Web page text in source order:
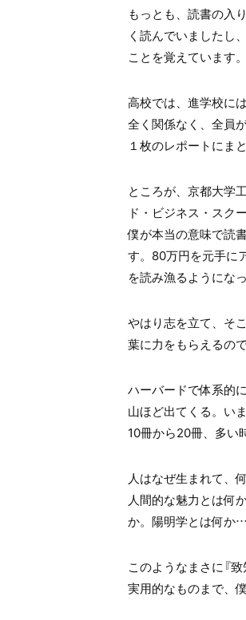
もっとも、読書の入
く読んでいましたし
ことを覚えています。
高校では、進学校に
全く関係なく、全員
１枚のレポートにま
ところが、京都大学
ド・ビジネス・スク
僕が本当の意味で読
す。 80万円を元手に
を読み漁るようにな
やはり志を立て、そ
葉に力をもらえるので
ハーバードで体系的
山ほど出てくる。い
10冊から20冊、多い
人はなぜ生まれて、
人間的な魅力とは何
か。陽明学とは何か
このようなまさに『
実用的なものまで、